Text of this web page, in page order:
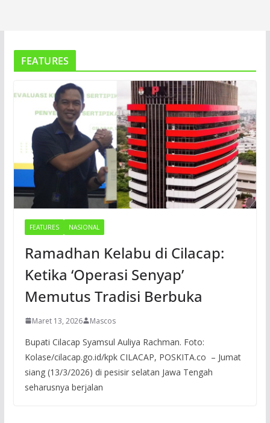
FEATURES
FEATURES NASIONAL
Ramadhan Kelabu di Cilacap:
Ketika ‘Operasi Senyap’
Memutus Tradisi Berbuka
Maret 13, 2026 Mascos
Bupati Cilacap Syamsul Auliya Rachman. Foto:
Kolase/cilacap.go.id/kpk CILACAP, POSKITA.co – Jumat
siang (13/3/2026) di pesisir selatan Jawa Tengah
seharusnya berjalan